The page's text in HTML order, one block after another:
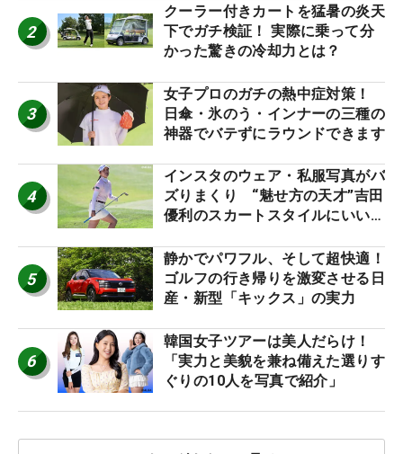
2
クーラー付きカートを猛暑の炎天
下でガチ検証！ 実際に乗って分
かった驚きの冷却力とは？
3
女子プロのガチの熱中症対策！
日傘・氷のう・インナーの三種の
神器でバテずにラウンドできます
4
インスタのウェア・私服写真がバ
ズりまくり “魅せ方の天才”吉田
優利のスカートスタイルにいい
5
静かでパワフル、そして超快適！
ゴルフの行き帰りを激変させる日
産・新型「キックス」の実力
6
韓国女子ツアーは美人だらけ！
「実力と美貌を兼ね備えた選りす
ぐりの10人を写真で紹介」